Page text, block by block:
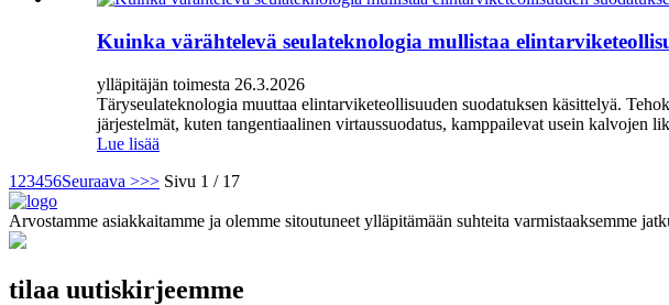
Kuinka värähtelevä seulateknologia mullistaa
ylläpitäjän toimesta 26.3.2026
Täryseulateknologia muuttaa elintarviketeollisuuden suodatuksen käsittelyä.
järjestelmät, kuten tangentiaalinen virtaussuodatus, kamppailevat usein kalvojen
Lue lisää
1 23456Seuraava >>> Sivu 1 / 17
Arvostamme asiakkaitamme ja olemme sitoutuneet ylläpitämään suhteita varmistaaksemme
tilaa uutiskirjeemme